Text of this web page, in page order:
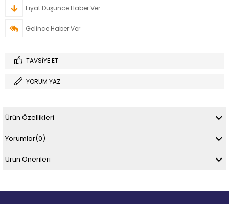
Fiyat Düşünce Haber Ver
Gelince Haber Ver
TAVSIYE ET
YORUM YAZ
Ürün Özellikleri
Yorumlar(0)
Ürün Önerileri